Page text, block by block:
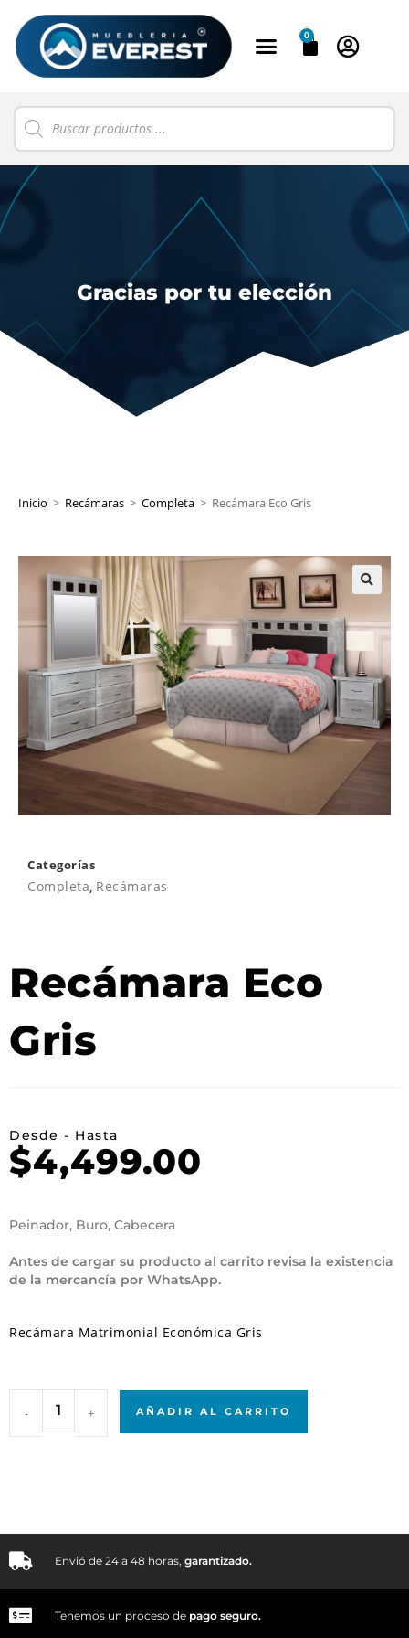
0
Gracias por tu elección
Inicio > Recámaras > Completa > Recámara Eco Gris
Categorías
Completa, Recámaras
Recámara Eco
Gris
Desde - Hasta
$4,499.00
Peinador, Buro, Cabecera
Antes de cargar su producto al carrito revisa la existencia
de la mercancía por WhatsApp.
Recámara Matrimonial Económica Gris
- + AÑADIR AL CARRITO
Envió de 24 a 48 horas, garantizado.
Tenemos un proceso de pago seguro.